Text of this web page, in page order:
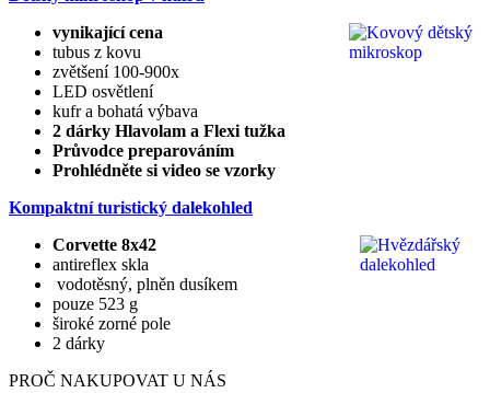
vynikající cena
tubus z kovu
zvětšení 100-900x
LED osvětlení
kufr a bohatá výbava
2 dárky Hlavolam a Flexi tužka
Průvodce preparováním
Prohlédněte si video se vzorky
Kompaktní turistický dalekohled
Corvette 8x42
antireflex skla
vodotěsný, plněn dusíkem
pouze 523 g
široké zorné pole
2 dárky
PROČ NAKUPOVAT U NÁS